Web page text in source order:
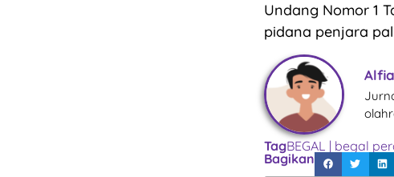
Undang Nomor 1
pidana penjara
TagBEGAL | begal
Bagikan